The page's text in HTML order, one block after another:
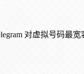
对虚拟号码最